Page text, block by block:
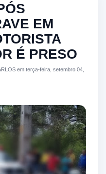
EM
É PRESO
em terça-feira, setembro 04,